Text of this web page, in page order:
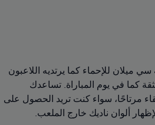
ميلان للإحماء كما يرتديه اللاعبون
كما في يوم المباراة. تساعدك
مرتاحًا، سواء كنت تريد الحصول على
ألوان ناديك خارج الملعب.